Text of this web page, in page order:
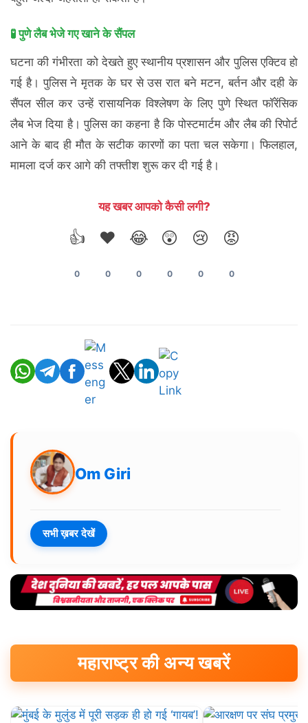
🧪 पुणे लैब भेजे गए खाने के सैंपल
घटना की गंभीरता को देखते हुए स्थानीय प्रशासन और पुलिस एक्टिव हो
गई है। पुलिस ने मृतक के घर से उस रात बने मटन, बर्तन और दही के
सैंपल सील कर उन्हें रासायनिक विश्लेषण के लिए पुणे स्थित फॉरेंसिक
लैब भेज दिया है। पुलिस का कहना है कि पोस्टमार्टम और लैब की रिपोर्ट
आने के बाद ही मौत के सटीक कारणों का पता चल सकेगा। फिलहाल,
मामला दर्ज कर आगे की तफ्तीश शुरू कर दी गई है।
यह खबर आपको कैसी लगी?
👍
0
❤️
0
😂
0
😲
0
😢
0
😡
0
Om Giri
सभी ख़बर देखें
महाराष्ट्र की अन्य खबरें